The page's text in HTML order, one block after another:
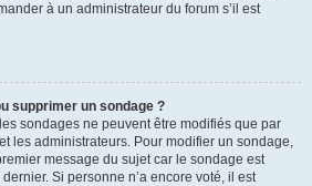
à un administrateur du forum s’il est
supprimer un sondage ?
sondages ne peuvent être modifiés que par
les administrateurs. Pour modifier un sondage,
message du sujet car le sondage est
Si personne n’a encore voté, il est